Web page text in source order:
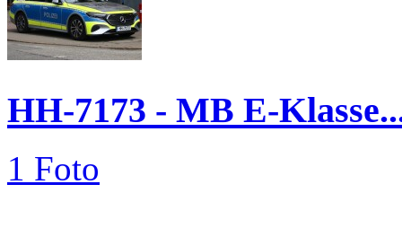
HH-7173 - MB E-
1 Foto